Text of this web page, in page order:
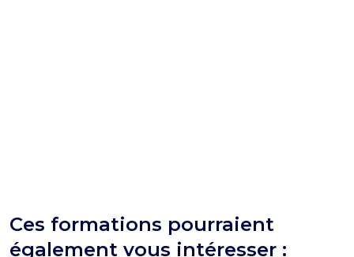
Ces formations pourraient
également vous intéresser :